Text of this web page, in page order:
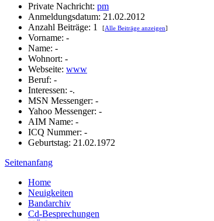
Private Nachricht: pm
Anmeldungsdatum: 21.02.2012
Anzahl Beiträge: 1
[Alle Beiträge anzeigen]
Vorname: -
Name: -
Wohnort: -
Webseite: www
Beruf: -
Interessen: -.
MSN Messenger: -
Yahoo Messenger: -
AIM Name: -
ICQ Nummer: -
Geburtstag: 21.02.1972
Seitenanfang
Home
Neuigkeiten
Bandarchiv
Cd-Besprechungen